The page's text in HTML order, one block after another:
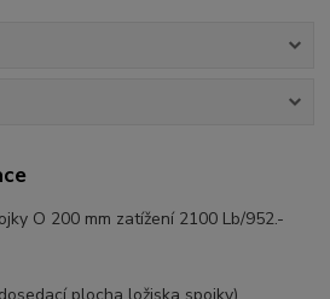
O 200 mm zatížení 2100 Lb/952.-
plocha ložiska spojky)